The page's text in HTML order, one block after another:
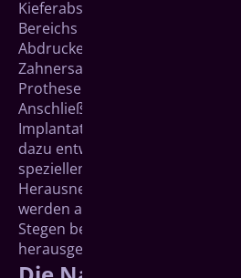
Kieferabschnittes und des
Bereichs im Gegenkiefer
Abdruckes wird im Dentallabor
Zahnersatz in Form einer Krone,
Prothese hergestellt.
Anschließend wird dieser in der
Implantat befestigt. Je nach
dazu entweder aufgeschraubt
speziellen Befestigungszement
Herausnehmbare
werden auf entsprechenden
Stegen befestigt und können
herausgenommen werden.